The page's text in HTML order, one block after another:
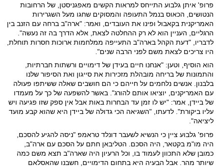
פרופ' איתן גלבוע התייחס למראות הקשים מאפגניסטן, של הרחובות
הנטושים, הכאוס בנמל התעופה והמסוקים שחגו מעל השגרירות
האמריקנית בקאבול ופינו את העובדים, ואמר: "ארה"ב ברחה עם הזנב בין
הרגליים, העניין הוא לא רק ההחלטה לצאת, אלא הדרך בה זה נעשה".
לדבריו, "דעת הקהל בארה"ב התעייפה ממלחמות ארוכות חסרות תוחלת,
היו צריכים לצאת משם לפני הרבה שנים".
הוא הוסיף, וטען: "אנחנו חיים בעידן של דימויים ורשתות חברתיות,
והתמונות של בריחה מובהלת מזכירות את סייגון ואת הסיפור שלנו
בלבנון. אנשים נלחמים על חייהם כי הם חושבים שאלה ששיתפו פעולה
עם האמריקנים, יוציאו אותם להורג". באשר להשפעה של כך על מעמדו
של ביידן, אמר: "יש לו זמן עד הבחרות באות אבל אין ספק שזו פגיעה ויש
עליו ביקורת". לדעתו, "השגיאה הכי גדולה של ביידן היא שהוא קבע מועד
ליציאה".
פרופ' גלבוע ציין כי הנשיא לשעבר דונלד טראמפ "ניסה להגיע להסכם,
היה מו"מ בקטאר, היה הסכם. הטליבאן חתם על הסכם עם ארה"ב,
כמובן שלא התכוון לעמוד בו, וכל הרעיון היה שארה"ב תצא משם כמה
שיותר מהר. אבל הבעיה היא בתחום הדימויים, חשבנו שהאסלאם